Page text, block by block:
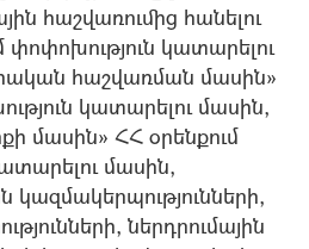
հաշվառումից հանելու
փոփոխություն կատարելու
հաշվառման մասին»
կատարելու մասին,
մասին» ՀՀ օրենքում
մասին,
կազմակերպությունների,
ներդրումային